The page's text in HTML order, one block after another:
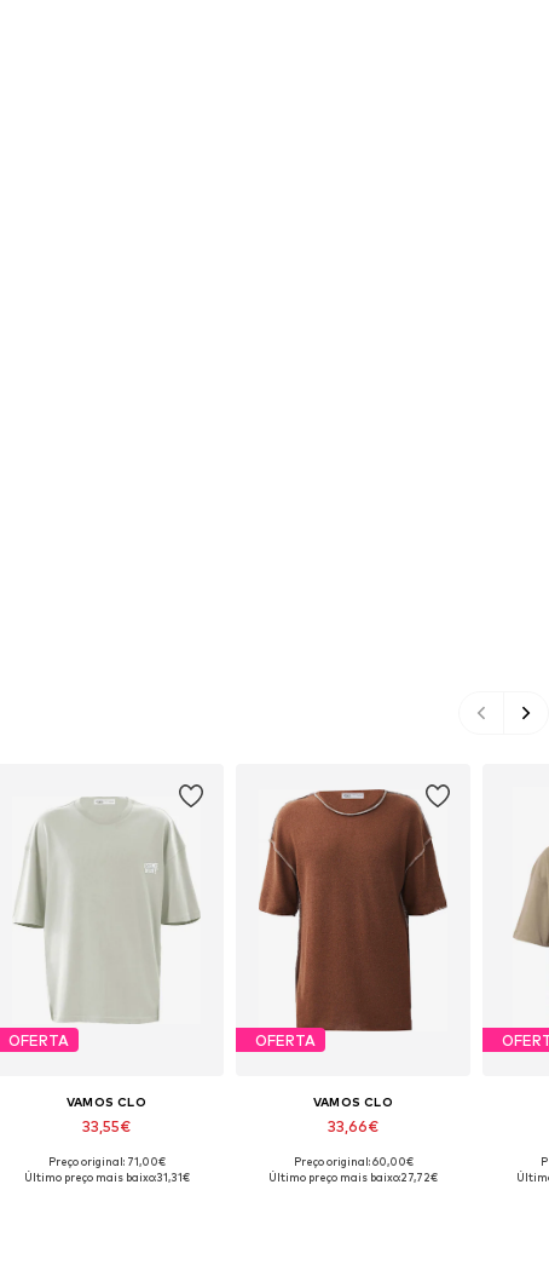
OFERTA
VAMOS CLO
33,55€
Tamanhos disponíveis: S, M, L
Preço original: 71,00€
Último preço mais baixo:31,31€
OFERTA
VAMOS CLO
33,66€
Tamanhos disponíveis: S, M, L, XL
Preço original: 60,00€
Último preço mais baixo:27,72€